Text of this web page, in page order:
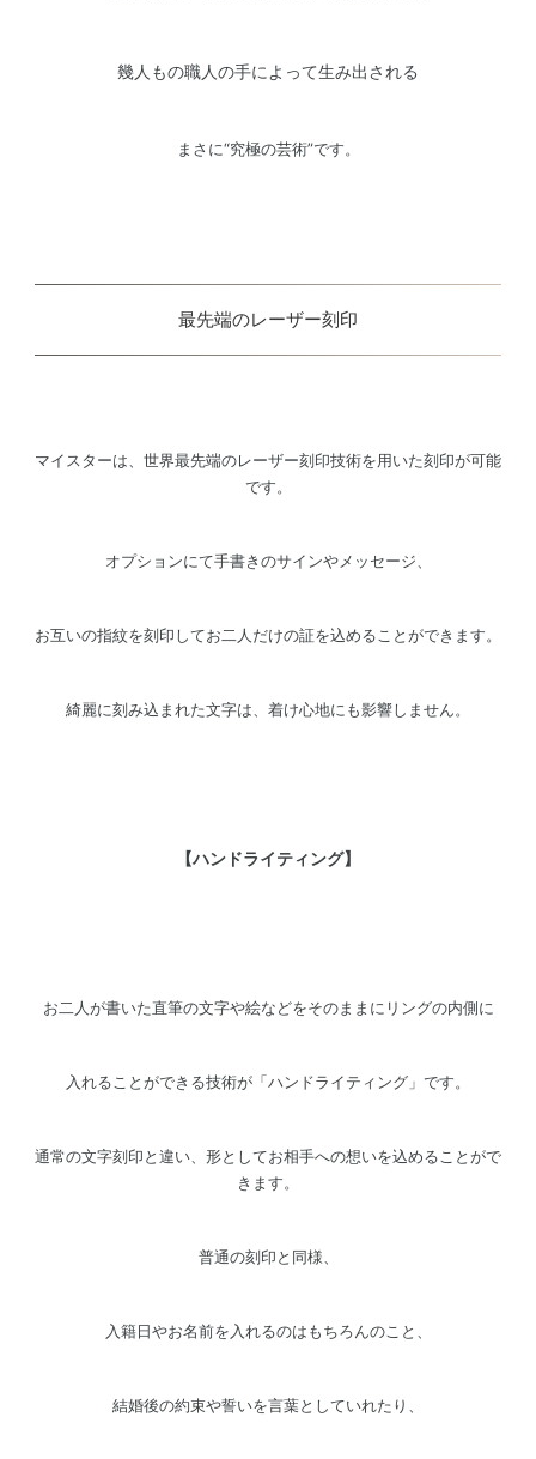
幾人もの職人の手によって生み出される
まさに“究極の芸術”です。
最先端のレーザー刻印
マイスターは、世界最先端のレーザー刻印技術を用いた刻印が可能
です。
オプションにて手書きのサインやメッセージ、
お互いの指紋を刻印してお二人だけの証を込めることができます。
綺麗に刻み込まれた文字は、 着け心地にも影響しません。
【ハンドライティング】
お二人が書いた直筆の文字や絵などをそのままにリングの内側に
入れることができる技術が「ハンドライティング」です。
通常の文字刻印と違い、 形としてお相手への想いを込めることがで
きます。
普通の刻印と同様、
入籍日やお名前を入れるのはもちろんのこと、
結婚後の約束や誓いを言葉としていれたり、